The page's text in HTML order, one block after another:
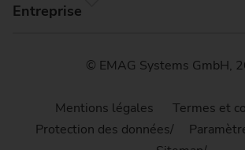
Entreprise
© EMAG Systems GmbH,
Mentions légales
Termes et
Protection des données